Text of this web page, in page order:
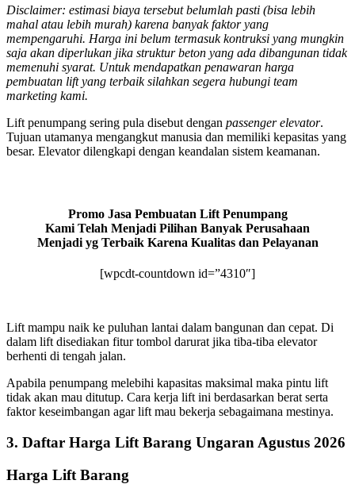
Disclaimer: estimasi biaya tersebut belumlah pasti (bisa lebih
mahal atau lebih murah) karena banyak faktor yang
mempengaruhi. Harga ini belum termasuk kontruksi yang mungkin
saja akan diperlukan jika struktur beton yang ada dibangunan tidak
memenuhi syarat. Untuk mendapatkan penawaran harga
pembuatan lift yang terbaik silahkan segera hubungi team
marketing kami.
Lift penumpang sering pula disebut dengan passenger elevator.
Tujuan utamanya mengangkut manusia dan memiliki kepasitas yang
besar. Elevator dilengkapi dengan keandalan sistem keamanan.
Promo Jasa Pembuatan Lift Penumpang
Kami Telah Menjadi Pilihan Banyak Perusahaan
Menjadi yg Terbaik Karena Kualitas dan Pelayanan
[wpcdt-countdown id=”4310″]
Lift mampu naik ke puluhan lantai dalam bangunan dan cepat. Di
dalam lift disediakan fitur tombol darurat jika tiba-tiba elevator
berhenti di tengah jalan.
Apabila penumpang melebihi kapasitas maksimal maka pintu lift
tidak akan mau ditutup. Cara kerja lift ini berdasarkan berat serta
faktor keseimbangan agar lift mau bekerja sebagaimana mestinya.
3. Daftar Harga Lift Barang Ungaran Agustus 2026
Harga Lift Barang